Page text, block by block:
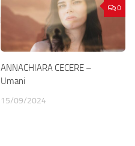
0
ANNACHIARA CECERE –
Umani
15/09/2024